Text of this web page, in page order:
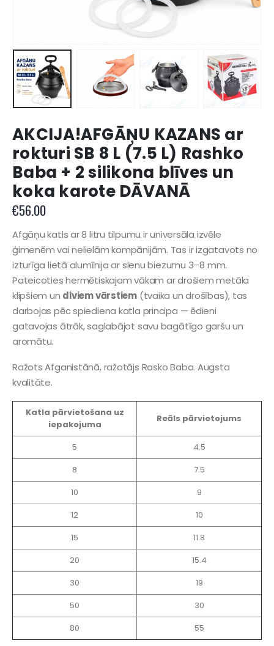
AKCIJA!AFGĀŅU KAZANS ar
rokturi SB 8 L (7.5 L) Rashko
Baba + 2 silikona blīves un
koka karote DĀVANĀ
€56.00
Afgāņu katls ar 8 litru tilpumu ir universāla izvēle
ģimenēm vai nelielām kompānijām. Tas ir izgatavots no
izturīga lietā alumīnija ar sienu biezumu 3–8 mm.
Pateicoties hermētiskajam vākam ar drošiem metāla
klipšiem un diviem vārstiem (tvaika un drošības), tas
darbojas pēc spiediena katla principa — ēdieni
gatavojas ātrāk, saglabājot savu bagātīgo garšu un
aromātu.
Ražots Afganistānā, ražotājs Rasko Baba. Augsta
kvalitāte.
Katla pārvietošana uz
iepakojuma
Reāls pārvietojums
5
4.5
8
7.5
10
9
12
10
15
11.8
20
15.4
30
19
50
30
80
55